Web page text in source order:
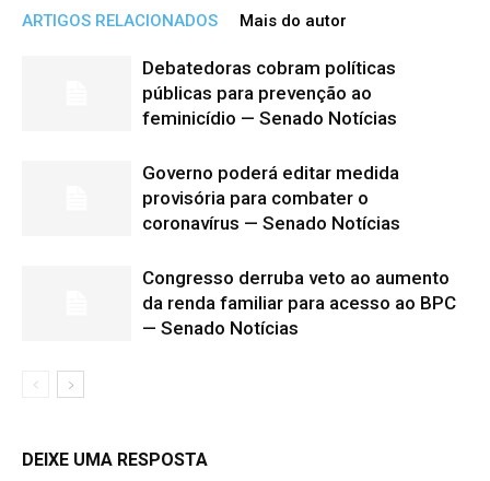
ARTIGOS RELACIONADOS Mais do autor
Debatedoras cobram políticas
públicas para prevenção ao
feminicídio — Senado Notícias
Governo poderá editar medida
provisória para combater o
coronavírus — Senado Notícias
Congresso derruba veto ao aumento
da renda familiar para acesso ao BPC
— Senado Notícias
DEIXE UMA RESPOSTA